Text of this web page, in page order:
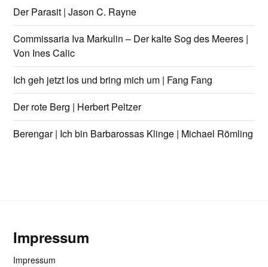
Der Parasit | Jason C. Rayne
Commissaria Iva Markulin – Der kalte Sog des Meeres |
Von Ines Calic
Ich geh jetzt los und bring mich um | Fang Fang
Der rote Berg | Herbert Peltzer
Berengar | Ich bin Barbarossas Klinge | Michael Römling
Impressum
Impressum